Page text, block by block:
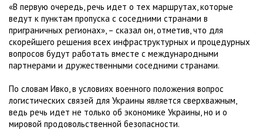
«В первую очередь, речь идет о тех маршрутах, которые
ведут к пунктам пропуска с соседними странами в
приграничных регионах», – сказал он, отметив, что для
скорейшего решения всех инфраструктурных и процедурных
вопросов будут работать вместе с международными
партнерами и дружественными соседними странами.
По словам Ивко, в условиях военного положения вопрос
логистических связей для Украины является сверхважным,
ведь речь идет не только об экономике Украины, но и о
мировой продовольственной безопасности.